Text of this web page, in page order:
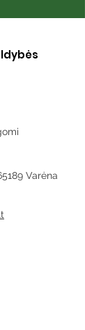
Varėna